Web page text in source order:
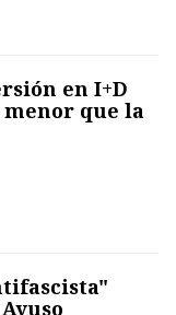
en I+D
menor que la